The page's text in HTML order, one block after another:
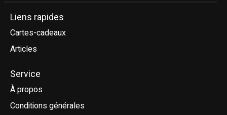
Liens rapides
Cartes-cadeaux
Articles
Service
À propos
Conditions générales